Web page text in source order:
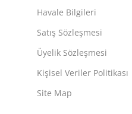
Havale Bilgileri
Satış Sözleşmesi
Üyelik Sözleşmesi
Kişisel Veriler Politikası
Site Map